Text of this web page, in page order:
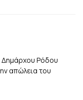
Δημάρχου Ρόδου
απώλεια του